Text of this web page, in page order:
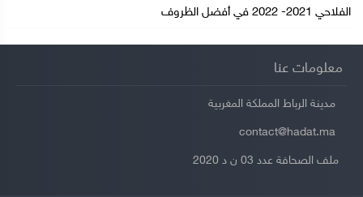
الفلاحي 2021- 2022 في أفضل الظروف
معلومات عنا
مدينة الرباط المملكة المغربية
ملف الصحافة عدد 03 ن د 2020